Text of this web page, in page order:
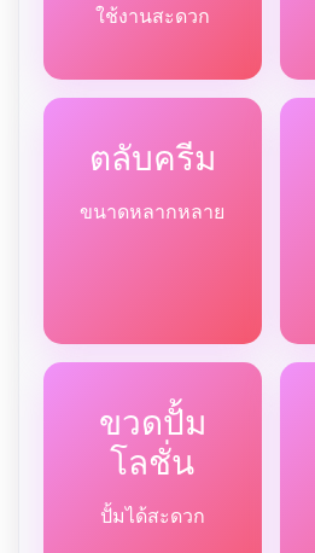
ใช้งานสะดวก
ตลับครีม
ขนาดหลากหลาย
ขวดปั้ม
โลชั่น
ปั้มได้สะดวก